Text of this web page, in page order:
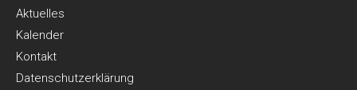
Aktuelles
Kalender
Kontakt
Datenschutzerklärung